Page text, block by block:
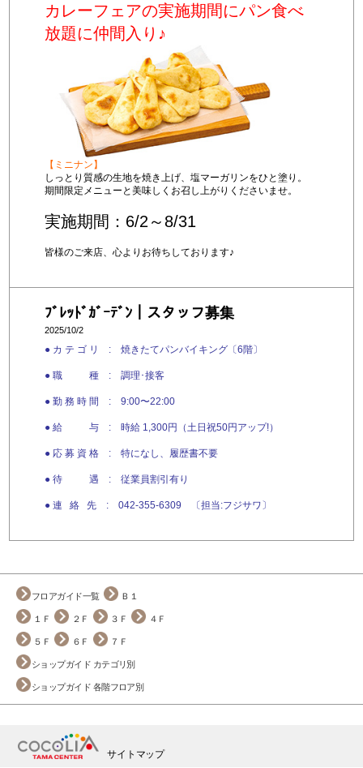
カレーフェアの実施期間にパン食べ
放題に仲間入り♪
【ミニナン】
しっとり質感の生地を焼き上げ、塩マーガリンをひと塗り。
期間限定メニューと美味しくお召し上がりくださいませ。
実施期間：6/2～8/31
皆様のご来店、心よりお待ちしております♪
ﾌﾞﾚｯﾄﾞｶﾞｰﾃﾞﾝ｜スタッフ募集
2025/10/2
● カ テ ゴ リ : 焼きたてパンバイキング〔6階〕
● 職 種 : 調理･接客
● 勤 務 時 間 : 9:00〜22:00
● 給 与 : 時給 1,300円（土日祝50円アップ!）
● 応 募 資 格 : 特になし、履歴書不要
● 待 遇 : 従業員割引有り
● 連 絡 先 : 042-355-6309 〔担当:フジサワ〕
フロアガイド一覧 Ｂ１
１Ｆ ２Ｆ ３Ｆ ４Ｆ
５Ｆ ６Ｆ ７Ｆ
ショップガイド カテゴリ別
ショップガイド 各階フロア別
サイトマップ